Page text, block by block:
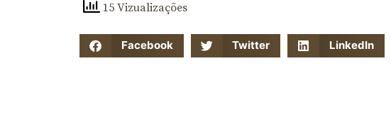
15 Vizualizações
Facebook Twitter LinkedIn